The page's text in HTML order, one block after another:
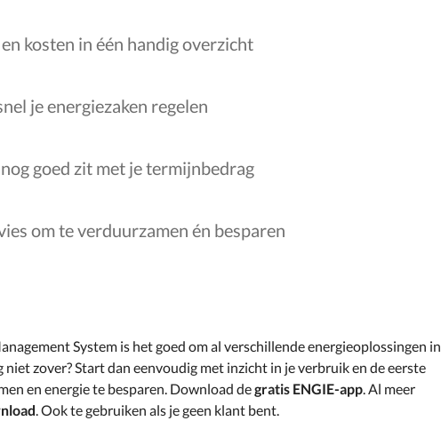
kosten in één handig overzicht
je energiezaken regelen
goed zit met je termijnbedrag
om te verduurzamen én besparen
System is het goed om al verschillende energieoplossingen in
niet zover? Start dan eenvoudig met inzicht in je verbruik en de eerste
en energie te besparen. Download degratis ENGIE-app. Al meer
. Ook te gebruiken als je geen klant bent.